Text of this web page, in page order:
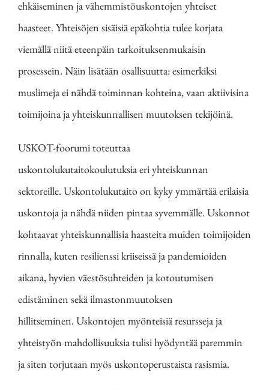
ehkäiseminen ja vähemmistöuskontojen yhteiset
haasteet. Yhteisöjen sisäisiä epäkohtia tulee korjata
viemällä niitä eteenpäin tarkoituksenmukaisin
prosessein. Näin lisätään osallisuutta: esimerkiksi
muslimeja ei nähdä toiminnan kohteina, vaan aktiivisina
toimijoina ja yhteiskunnallisen muutoksen tekijöinä.
USKOT-foorumi toteuttaa
uskontolukutaitokoulutuksia eri yhteiskunnan
sektoreille. Uskontolukutaito on kyky ymmärtää erilaisia
uskontoja ja nähdä niiden pintaa syvemmälle. Uskonnot
kohtaavat yhteiskunnallisia haasteita muiden toimijoiden
rinnalla, kuten resilienssi kriiseissä ja pandemioiden
aikana, hyvien väestösuhteiden ja kotoutumisen
edistäminen sekä ilmastonmuutoksen
hillitseminen. Uskontojen myönteisiä resursseja ja
yhteistyön mahdollisuuksia tulisi hyödyntää paremmin
ja siten torjutaan myös uskontoperustaista rasismia.